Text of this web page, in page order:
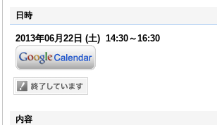
日時
2013年06月22日 (土) 14:30～16:30
内容